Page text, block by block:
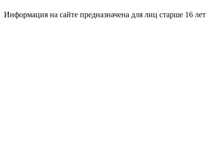
Информация на сайте предназначена для лиц старше 16 лет